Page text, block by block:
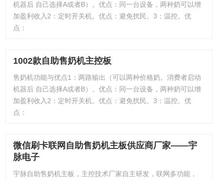
机器后 自己选择A或者B）。优点：同一台设备，两种奶可以增
加盈利收入2：定时开关机。优点：避免扰民。3：温控。优
点：
1002款自助售奶机主控板
售奶机功能与优点1：两路输出（可以两种价格奶。消费者启动
机器后 自己选择A或者B）。优点：同一台设备，两种奶可以增
加盈利收入2：定时开关机。优点：避免扰民。3：温控。优
点：
微信刷卡联网自助售奶机主板供应商厂家——宇
脉电子
宇脉自助售奶机主板，主控技术厂家自主研发，联网多功能，